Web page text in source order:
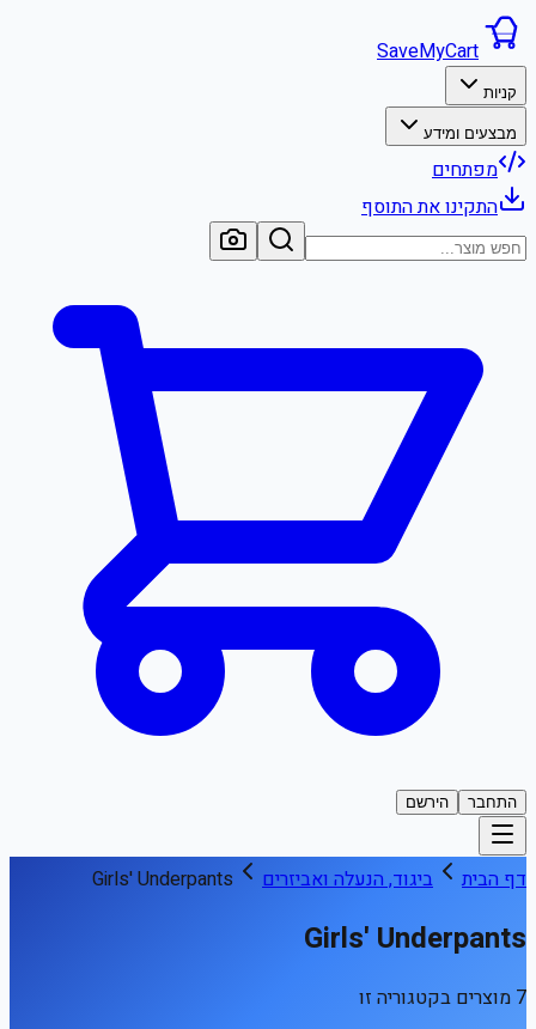
SaveMyCart
קניות
מבצעים ומידע
מפתחים
התקינו את התוסף
התחבר הירשם
דף הבית ביגוד, הנעלה ואביזרים Girls' Underpants
Girls' Underpants
7 מוצרים בקטגוריה זו